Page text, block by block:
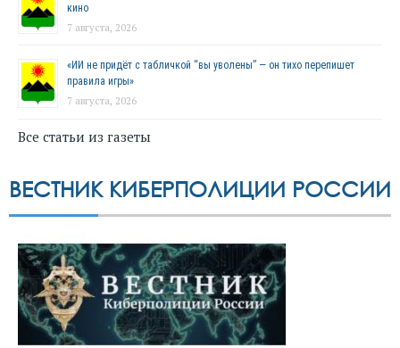
кино
7 августа, 2026
«ИИ не придёт с табличкой “вы уволены” — он тихо перепишет
правила игры»
7 августа, 2026
Все статьи из газеты
ВЕСТНИК КИБЕРПОЛИЦИИ РОССИИ